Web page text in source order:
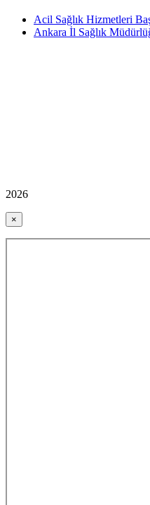
Acil Sağlık Hizmetleri
Ankara İl Sağlık
2026
×